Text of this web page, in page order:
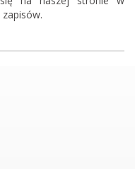
zapisów.